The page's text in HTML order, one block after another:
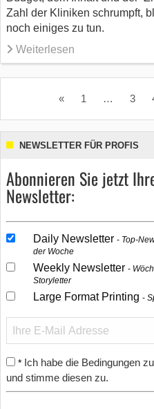
Zahl der Kliniken schrumpft,
noch einiges zu tun.
Weiterlesen
« 1 … 3
NEWSLETTER FÜR PROFIS
Abonnieren Sie jetzt
Newsletter:
Daily Newsletter
Top-
der Woche
Weekly Newsletter
Storyletter
Large Format Printing
* Ich habe die Bedingungen
und stimme diesen zu.